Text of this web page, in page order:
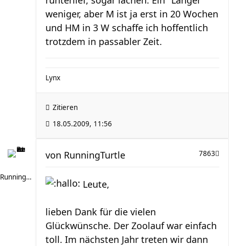
weniger, aber M ist ja erst in 20 Wochen
und HM in 3 W schaffe ich hoffentlich
trotzdem in passabler Zeit.
Lynx
Zitieren
18.05.2009, 11:56
RunningTurtle
7863
von RunningTurtle
Leute,
lieben Dank für die vielen
Glückwünsche. Der Zoolauf war einfach
toll. Im nächsten Jahr treten wir dann